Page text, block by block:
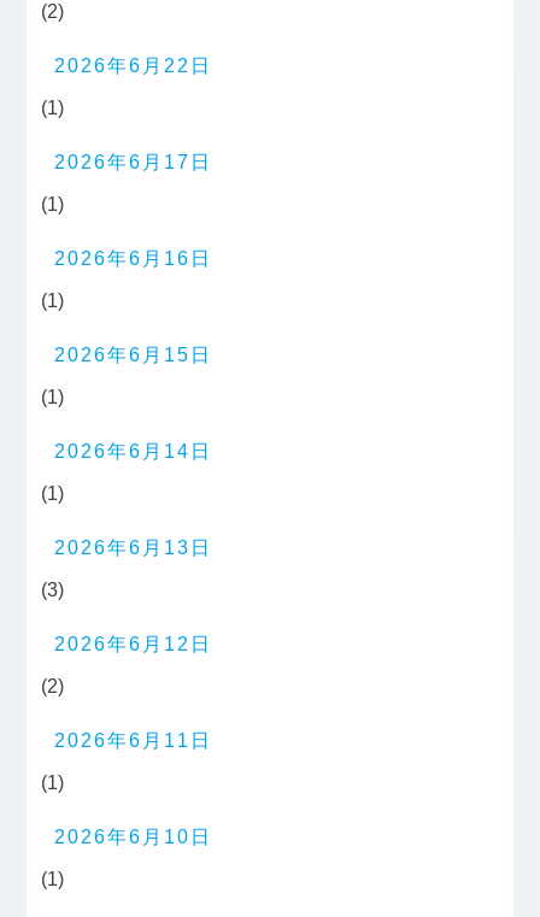
(2)
2026年6月22日
(1)
2026年6月17日
(1)
2026年6月16日
(1)
2026年6月15日
(1)
2026年6月14日
(1)
2026年6月13日
(3)
2026年6月12日
(2)
2026年6月11日
(1)
2026年6月10日
(1)